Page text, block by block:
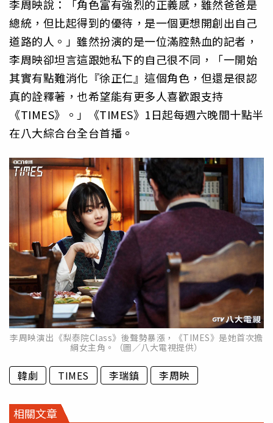
李周映說：「角色富有強烈的正義感，雖然爸爸是
總統，但比起得到的優待，是一個更想開創出自己
道路的人。」雖然扮演的是一位滿腔熱血的記者，
李周映卻坦言這跟她私下的自己很不同，「一開始
其實有點難消化『徐正仁』這個角色，但還是很認
真的詮釋著，也希望能有更多人喜歡跟支持
《TIMES》。」《TIMES》1日起每週六晚間十點半
在八大綜合台全台首播。
李周映演出《梨泰院Class》後聲勢暴漲，《TIMES》是她首次擔
綱女主角。（圖／八大電視提供）
韓劇 TIMES 李瑞鎮 李周映
相關文章